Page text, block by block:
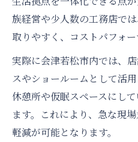
族経営や少人数の工務店で
取りやすく、コストパフォー
実際に会津若松市内では、
スやショールームとして活
休憩所や仮眠スペースにし
ます。これにより、急な現
軽減が可能となります。